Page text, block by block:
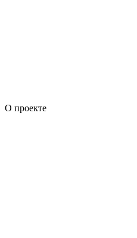
О проекте